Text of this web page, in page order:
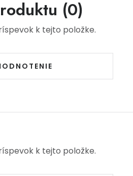
(0)
k tejto položke.
k tejto položke.